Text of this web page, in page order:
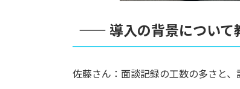
—— 導入の背景について
佐藤さん：面談記録の工数の多さと